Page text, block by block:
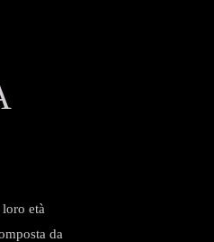
età
da